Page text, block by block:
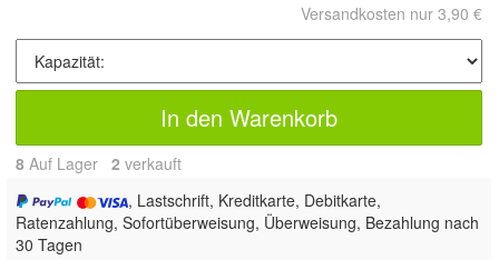
Versandkosten nur 3,90 €
In den Warenkorb
8 Auf Lager 2 verkauft
, Lastschrift, Kreditkarte, Debitkarte,
Ratenzahlung, Sofortüberweisung, Überweisung, Bezahlung nach
30 Tagen